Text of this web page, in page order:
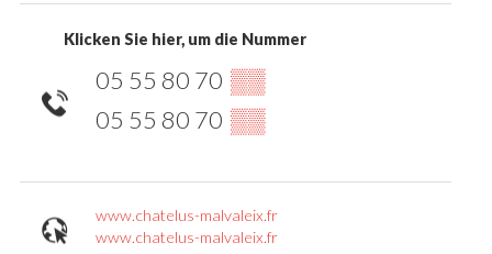
Klicken Sie hier, um die Nummer
05 55 80 70 ▒▒
05 55 80 70 ▒▒
www.chatelus-malvaleix.fr
www.chatelus-malvaleix.fr